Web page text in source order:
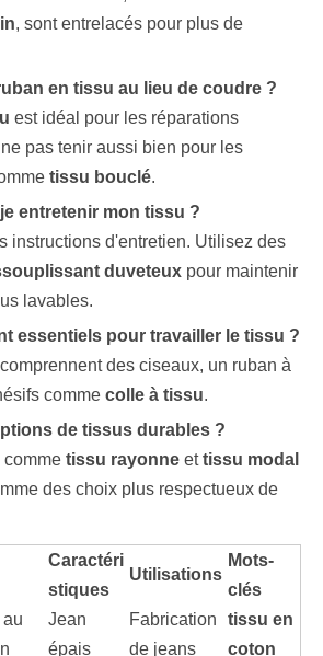
, sont entrelacés pour plus de
en tissu au lieu de coudre ?
est idéal pour les réparations
pas tenir aussi bien pour les
tissu bouclé.
entretenir mon tissu ?
instructions d'entretien. Utilisez des
duveteux pour maintenir
lavables.
essentiels pour travailler le tissu ?
des ciseaux, un ruban à
comme colle à tissu.
de tissus durables ?
comme tissu rayonne ettissu modal
des choix plus respectueux de
Caractéri
stiques
Utilisations
Mots-
clés
Jean
épais
Fabrication
de jeans
tissu en
coton